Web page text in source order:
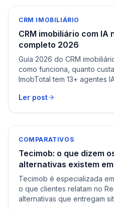
CRM IMOBILIÁRIO
CRM imobiliário com
completo 2026
Guia 2026 do CRM
como funciona, quanto
ImobTotal tem 13+ agentes
Ler post
COMPARATIVOS
Tecimob: o que dizem
alternativas existem
Tecimob é especializada
o que clientes relatam no
alternativas que entregam